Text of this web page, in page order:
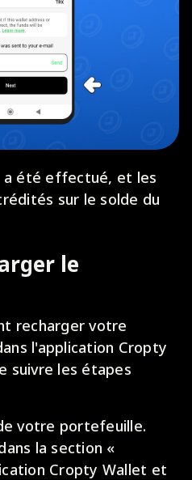
a été effectué, et les
sur le solde du
le
recharger votre
l'application Cropty
suivre les étapes
votre portefeuille.
la section «
Cropty Wallet et